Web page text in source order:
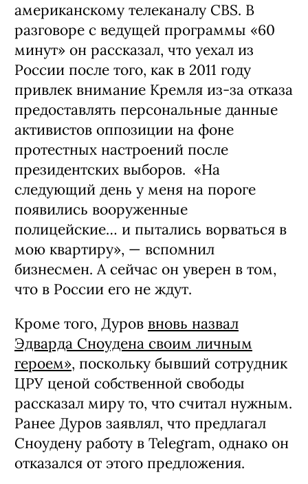
американскому телеканалу CBS. В
разговоре с ведущей программы «60
минут» он рассказал, что уехал из
России после того, как в 2011 году
привлек внимание Кремля из-за отказа
предоставлять персональные данные
активистов оппозиции на фоне
протестных настроений после
президентских выборов. «На
следующий день у меня на пороге
появились вооруженные
полицейские… и пытались ворваться в
мою квартиру», — вспомнил
бизнесмен. А сейчас он уверен в том,
что в России его не ждут.
Кроме того, Дуров вновь назвал
Эдварда Сноудена своим личным
героем», поскольку бывший сотрудник
ЦРУ ценой собственной свободы
рассказал миру то, что считал нужным.
Ранее Дуров заявлял, что предлагал
Сноудену работу в Telegram, однако он
отказался от этого предложения.